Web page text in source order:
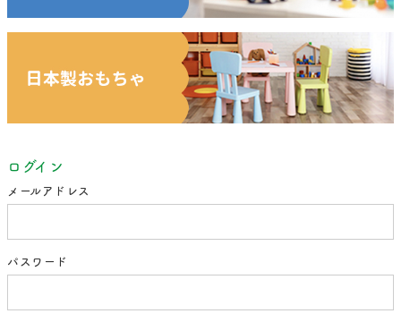
ログイン
メールアドレス
パスワード